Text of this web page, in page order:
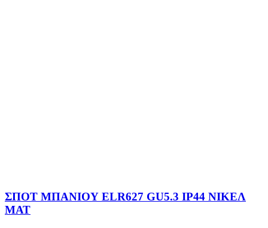
ΣΠΟΤ ΜΠΑΝΙΟΥ ELR627 GU5.3 IP44 ΝΙΚΕΛ
ΜΑΤ